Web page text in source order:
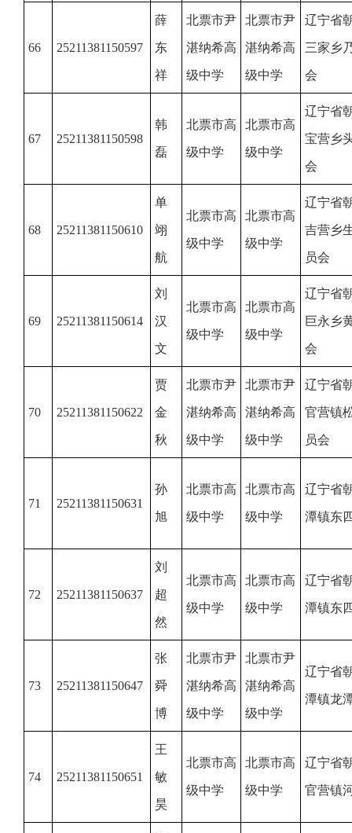
66 25211381150597
薛
东
祥
北票市尹
湛纳希高
级中学
北票市尹
湛纳希高
级中学
辽宁省
三家乡
会
67 25211381150598
韩
磊
北票市高
级中学
北票市高
级中学
辽宁省
宝营乡
会
68 25211381150610
单
翊
航
北票市高
级中学
北票市高
级中学
辽宁省
吉营乡
员会
69 25211381150614
刘
汉
文
北票市高
级中学
北票市高
级中学
辽宁省
巨永乡
会
70 25211381150622
贾
金
秋
北票市尹
湛纳希高
级中学
北票市尹
湛纳希高
级中学
辽宁省
官营镇
员会
71 25211381150631
孙
旭
北票市高
级中学
北票市高
级中学
辽宁省
潭镇东
72 25211381150637
刘
超
然
北票市高
级中学
北票市高
级中学
辽宁省
潭镇东
73 25211381150647
张
舜
博
北票市尹
湛纳希高
级中学
北票市尹
湛纳希高
级中学
辽宁省
潭镇龙
74 25211381150651
王
敏
昊
北票市高
级中学
北票市高
级中学
辽宁省
官营镇